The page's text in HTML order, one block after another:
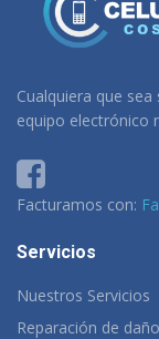
Cualquiera que
equipo electrónico
Facturamos con:
Servicios
Nuestros Servicios
Reparación de